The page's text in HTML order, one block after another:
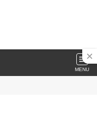
MENU